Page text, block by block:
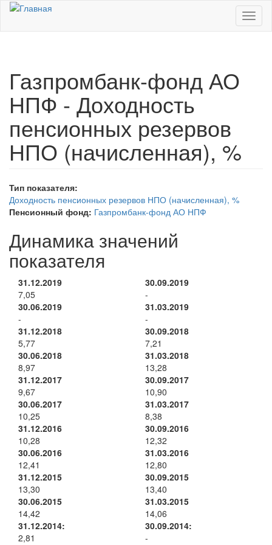
Перейти к основному содержанию
Газпромбанк-фонд АО
НПФ - Доходность
пенсионных резервов
НПО (начисленная), %
Тип показателя:
Доходность пенсионных резервов НПО (начисленная), %
Пенсионный фонд: Газпромбанк-фонд АО НПФ
Динамика значений
показателя
31.12.2019
7,05
30.09.2019
-
30.06.2019
-
31.03.2019
-
31.12.2018
5,77
30.09.2018
7,21
30.06.2018
8,97
31.03.2018
13,28
31.12.2017
9,67
30.09.2017
10,90
30.06.2017
10,25
31.03.2017
8,38
31.12.2016
10,28
30.09.2016
12,32
30.06.2016
12,41
31.03.2016
12,80
31.12.2015
13,30
30.09.2015
13,40
30.06.2015
14,42
31.03.2015
14,06
31.12.2014:
2,81
30.09.2014:
-